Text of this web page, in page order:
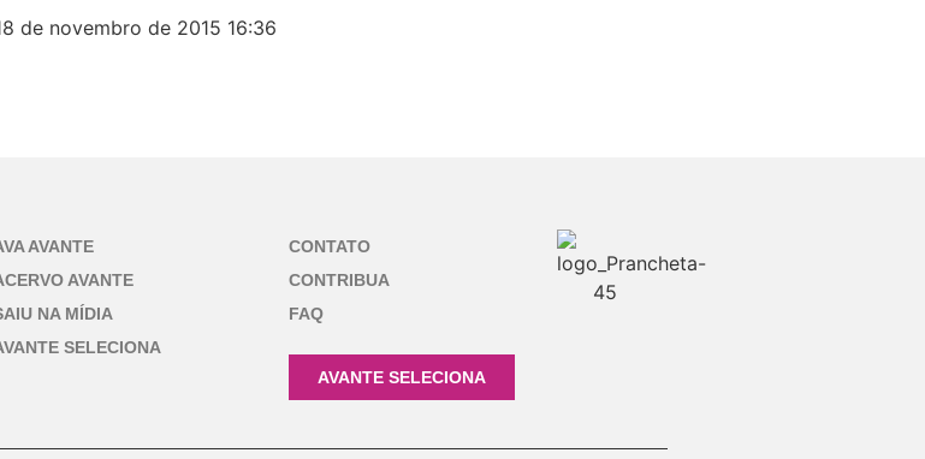
de novembro de 2015 16:36
AVANTE
AVANTE
NA MÍDIA
SELECIONA
CONTATO
CONTRIBUA
FAQ
AVANTE SELECIONA